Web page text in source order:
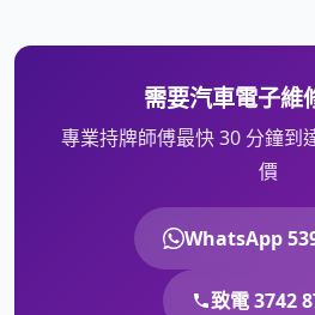
需要汽車電子維
專業持牌師傅最快 30 分鐘到
價
WhatsApp
致電 3742